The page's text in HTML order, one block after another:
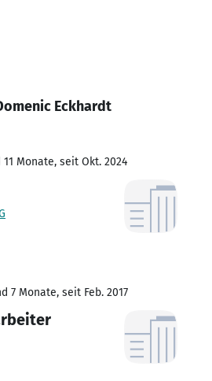
Eckhardt
11 Monate, seit Okt. 2024
7 Monate, seit Feb. 2017